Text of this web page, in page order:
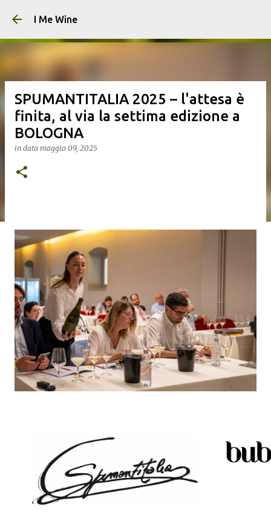
I Me Wine
SPUMANTITALIA 2025 – l'attesa è
finita, al via la settima edizione a
BOLOGNA
in data maggio 09, 2025